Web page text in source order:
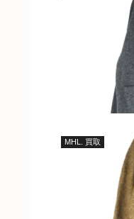
MHL. 買取